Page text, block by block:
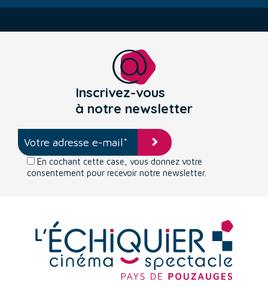
Inscrivez-vous
à notre newsletter
En cochant cette case, vous donnez votre
consentement pour recevoir notre newsletter.